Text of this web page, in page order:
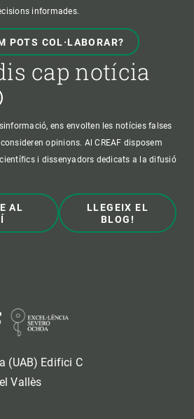
informades.
POTS COL·LABORAR?
cap notícia
ens envolten les notícies falses
opinions. Al CREAF disposem
i dissenyadors dedicats a la difusió
AL
LLEGEIX EL
BLOG!
(UAB) Edifici C
Vallès